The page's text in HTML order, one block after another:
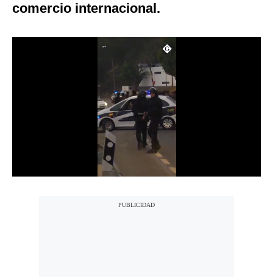
comercio internacional.